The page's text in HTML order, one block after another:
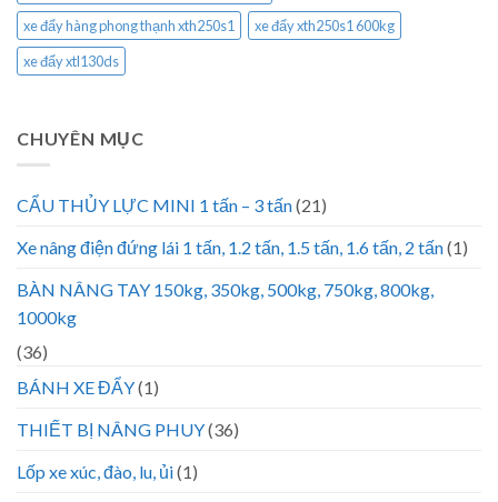
xe đẩy hàng phong thạnh xth250s1
xe đẩy xth250s1 600kg
xe đẩy xtl130ds
CHUYÊN MỤC
CẨU THỦY LỰC MINI 1 tấn – 3 tấn(21)
Xe nâng điện đứng lái 1 tấn, 1.2 tấn, 1.5 tấn, 1.6 tấn, 2 tấn(1)
BÀN NÂNG TAY 150kg, 350kg, 500kg, 750kg, 800kg,
1000kg
(36)
BÁNH XE ĐẨY(1)
THIẾT BỊ NÂNG PHUY(36)
Lốp xe xúc, đào, lu, ủi(1)